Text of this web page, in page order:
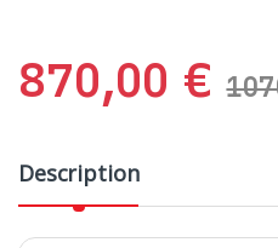
870,00 €
Description